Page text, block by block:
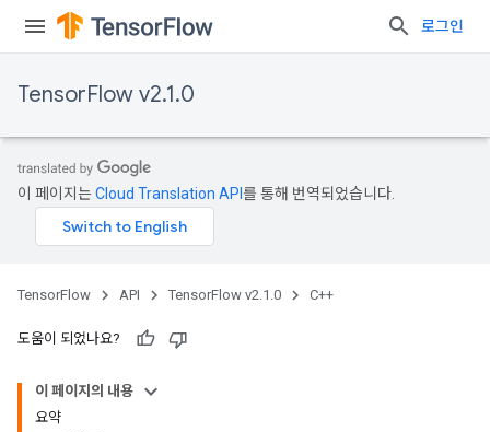
로그인
TensorFlow v2.1.0
이 페이지는Cloud Translation API 를 통해 번역되었습니다.
TensorFlow API TensorFlow v2.1.0 C++
도움이 되었나요?
이 페이지의 내용
요약